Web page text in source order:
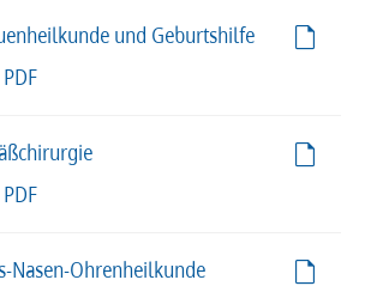
und Geburtshilfe
Nasen-Ohrenheilkunde